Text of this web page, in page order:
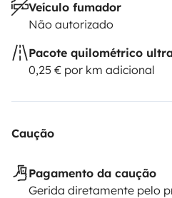
Veículo fumador
Não autorizado
Pacote quilométrico
0,25 € por km adicional
Caução
Pagamento da caução
Gerida diretamente pelo